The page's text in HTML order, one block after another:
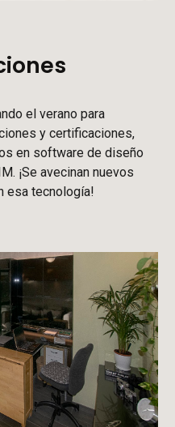
el verano para
y certificaciones,
en software de diseño
¡Se avecinan nuevos
esa tecnología!